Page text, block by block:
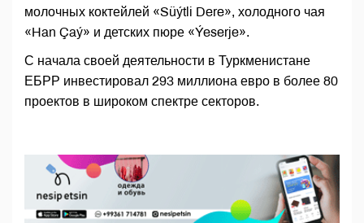
молочных коктейлей «Süýtli Dere», холодного чая
«Han Çaý» и детских пюре «Ýeserje».
С начала своей деятельности в Туркменистане
ЕБРР инвестировал 293 миллиона евро в более 80
проектов в широком спектре секторов.